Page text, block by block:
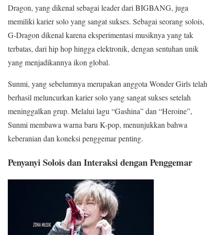
Dragon, yang dikenal sebagai leader dari BIGBANG, juga
memiliki karier solo yang sangat sukses. Sebagai seorang solois,
G-Dragon dikenal karena eksperimentasi musiknya yang tak
terbatas, dari hip hop hingga elektronik, dengan sentuhan unik
yang menjadikannya ikon global.
Sunmi, yang sebelumnya merupakan anggota Wonder Girls telah
berhasil meluncurkan karier solo yang sangat sukses setelah
meninggalkan grup. Melalui lagu “Gashina” dan “Heroine”,
Sunmi membawa warna baru K-pop, menunjukkan bahwa
keberanian dan koneksi penggemar penting.
Penyanyi Solois dan Interaksi dengan Penggemar